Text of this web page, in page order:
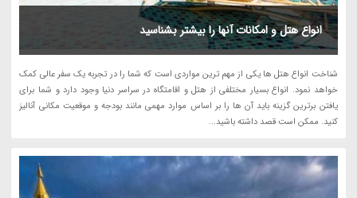
انواع هتل و امکانات آنها را بیشتر بشناسید
شناخت انواع هتل ها یکی از مهم ترین مواردی است که شما را در تجربه یک سفر عالی کمک
خواهد نمود. انواع بسیار مختلفی از هتل و اقامتگاه در سراسر دنیا وجود دارد و شما برای
یافتن برترین گزینه باید آن ها را بر اساس موارد مهمی مانند بودجه و موقعیت مکانی آنالیز
کنید. ممکن است قصد داشته باشید...